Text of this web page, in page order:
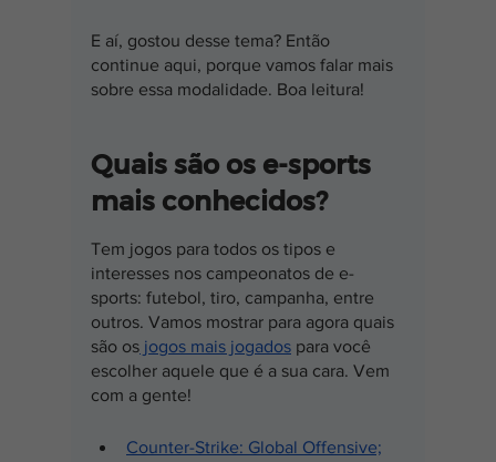
E aí, gostou desse tema? Então
continue aqui, porque vamos falar mais
sobre essa modalidade. Boa leitura!
Quais são os e-sports
mais conhecidos?
Tem jogos para todos os tipos e
interesses nos campeonatos de e-
sports: futebol, tiro, campanha, entre
outros. Vamos mostrar para agora quais
são os jogos mais jogados para você
escolher aquele que é a sua cara. Vem
com a gente!
Counter-Strike: Global Offensive;